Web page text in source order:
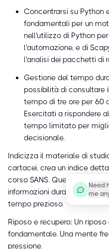
Concentrarsi su Python
fondamentali per un
nell'utilizzo di Python
l'automazione, e di
l'analisi dei pacchetti di
Gestione del tempo
possibilità di consultare
tempo di tre ore per 60
Esercitati a rispondere
tempo limitato per
decisionale.
Indicizza il materiale di
cartacei, crea un indice
corso SANS. Questo ti
informazioni durante
tempo prezioso.
Riposo e recupero: Un
fondamentale. Una mente
pressione.
Need
me